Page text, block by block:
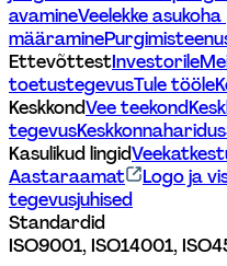
avamineVeelekke asukoha
määramine
EttevõttestInvestorile
toetustegevusTule tööle
KeskkondVee teekond
tegevusKeskkonnaharidus
Kasulikud lingid
Aastaraamat
Logo ja
tegevusjuhised
Standardid
ISO9001, ISO14001,